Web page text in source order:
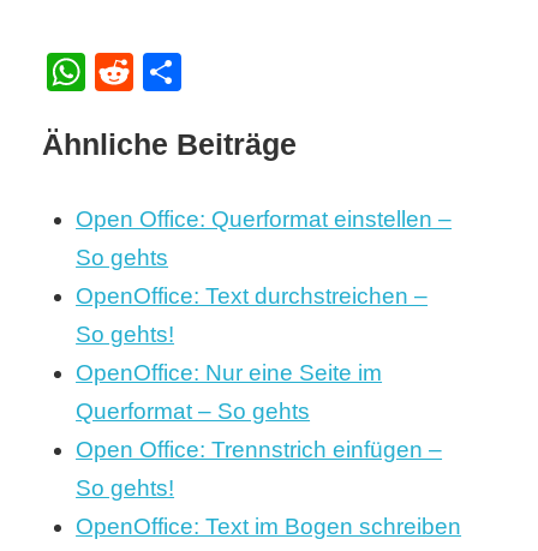
WhatsApp
RedditTeilen
Ähnliche Beiträge
Open Office: Querformat einstellen –
So gehts
OpenOffice: Text durchstreichen –
So gehts!
OpenOffice: Nur eine Seite im
Querformat – So gehts
Open Office: Trennstrich einfügen –
So gehts!
OpenOffice: Text im Bogen schreiben